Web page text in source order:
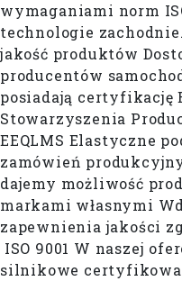
wymaganiami norm
technologie
jakość produktów
producentów
posiadają certyfikację
Stowarzyszenia
EEQLMS Elastyczne
zamówień
dajemy możliwość
markami własnymi
zapewnienia jakości
ISO 9001 W naszej
silnikowe